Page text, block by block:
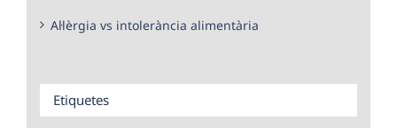
Al·lèrgia vs intolerància alimentària
Etiquetes